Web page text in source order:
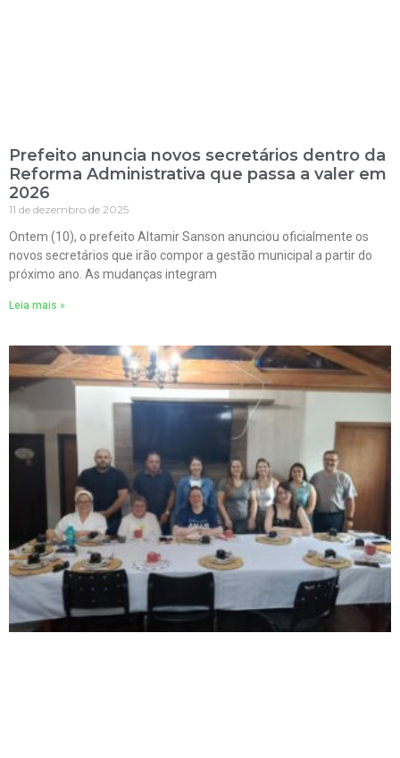
Prefeito anuncia novos secretários dentro da
Reforma Administrativa que passa a valer em
2026
11 de dezembro de 2025
Ontem (10), o prefeito Altamir Sanson anunciou oficialmente os
novos secretários que irão compor a gestão municipal a partir do
próximo ano. As mudanças integram
Leia mais »